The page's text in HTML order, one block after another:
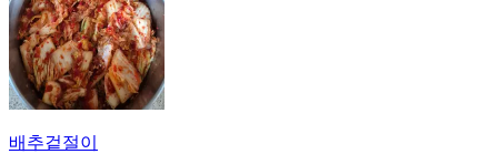
배추겉절이